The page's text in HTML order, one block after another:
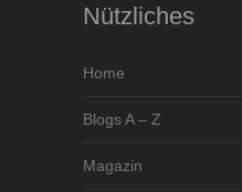
Nützliches
Home
Blogs A – Z
Magazin